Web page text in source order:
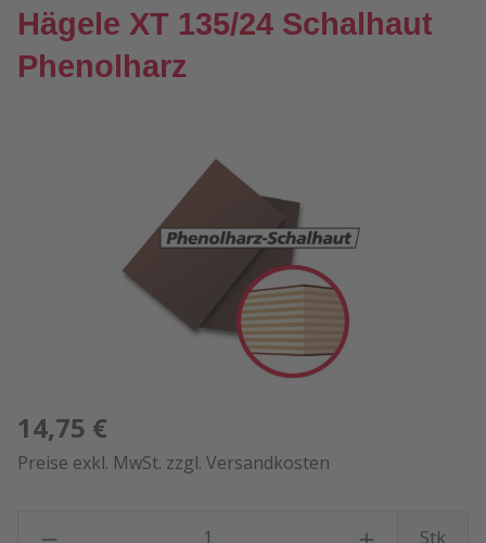
Hägele XT 135/24 Schalhaut
Phenolharz
Bildergalerie überspringen
14,75 €
Preise exkl. MwSt. zzgl. Versandkosten
Stk